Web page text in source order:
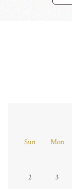
Sun Mon
2
3